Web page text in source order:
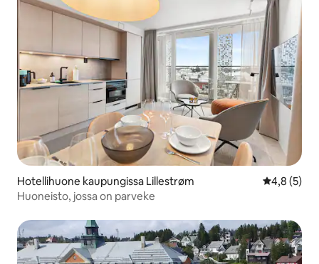
Hotellihuone kaupungissa Lillestrøm
4,8 (5)
Huoneisto, jossa on parveke